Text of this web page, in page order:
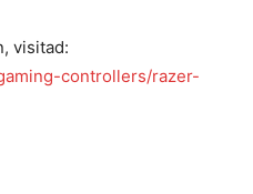
visitad:
controllers/razer-